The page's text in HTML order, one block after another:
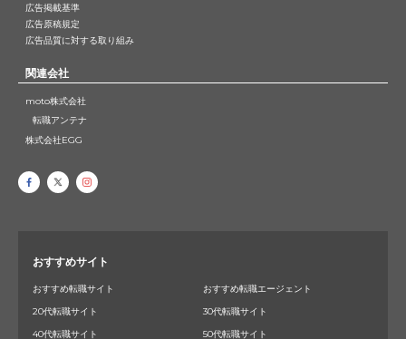
広告掲載基準
広告原稿規定
広告品質に対する取り組み
関連会社
moto株式会社
転職アンテナ
株式会社EGG
おすすめサイト
おすすめ転職サイト
おすすめ転職エージェント
20代転職サイト
30代転職サイト
40代転職サイト
50代転職サイト